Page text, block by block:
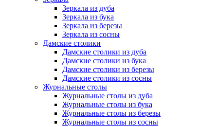
Зеркала из дуба
Зеркала из бука
Зеркала из березы
Зеркала из сосны
Дамские столики
Дамские столики из дуба
Дамские столики из бука
Дамские столики из березы
Дамские столики из сосны
Журнальные столы
Журнальные столы из дуба
Журнальные столы из бука
Журнальные столы из березы
Журнальные столы из сосны